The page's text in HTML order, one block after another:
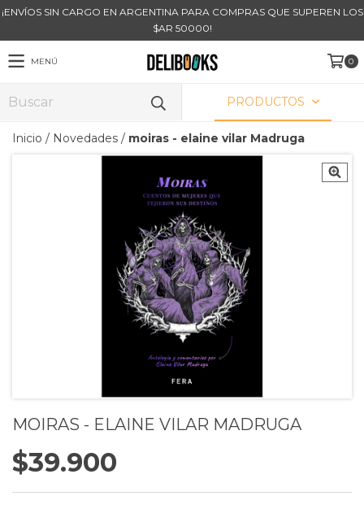
¡ENVÍOS SIN CARGO EN ARGENTINA PARA COMPRAS QUE SUPEREN LOS
$AR 50000!
MENÚ 0
PRODUCTOS
Inicio / Novedades / moiras - elaine vilar Madruga
MOIRAS - ELAINE VILAR MADRUGA
$39.900